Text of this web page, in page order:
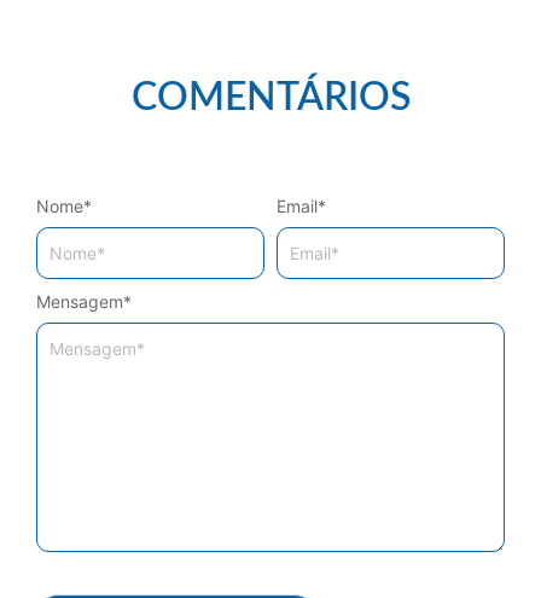
COMENTÁRIOS
Mensagem*
Nome* Email*